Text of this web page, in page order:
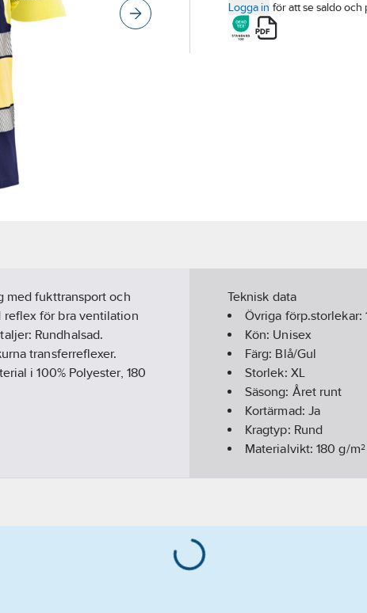
Logga in för att se saldo och
med fukttransport och
reflex för bra ventilation
Rundhalsad.
transferreflexer.
i 100% Polyester, 180
Teknisk data
Övriga förp.storlekar:
Kön: Unisex
Färg: Blå/Gul
Storlek: XL
Säsong: Året runt
Kortärmad: Ja
Kragtyp: Rund
Materialvikt:180 g/m²